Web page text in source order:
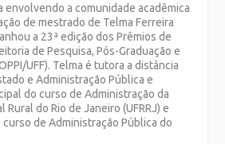
envolvendo a comunidade acadêmica
de mestrado de Telma Ferreira
a 23ª edição dos Prêmios de
de Pesquisa, Pós-Graduação e
UFF). Telma é tutora a distância
e Administração Pública e
do curso de Administração da
Rural do Rio de Janeiro (UFRRJ) e
de Administração Pública do